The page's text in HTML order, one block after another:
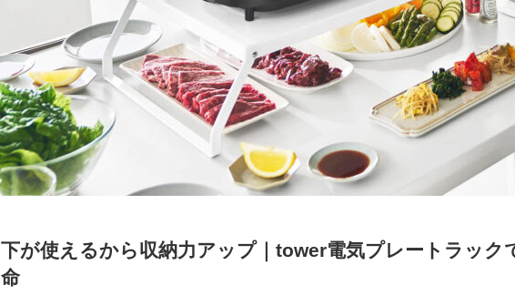
下が使えるから収納力アップ｜tower電気プレートラック
命